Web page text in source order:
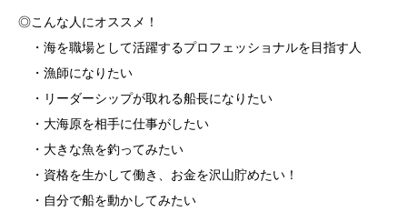
◎こんな人にオススメ！
・海を職場として活躍するプロフェッショナルを目指す人
・漁師になりたい
・リーダーシップが取れる船長になりたい
・大海原を相手に仕事がしたい
・大きな魚を釣ってみたい
・資格を生かして働き、お金を沢山貯めたい！
・自分で船を動かしてみたい